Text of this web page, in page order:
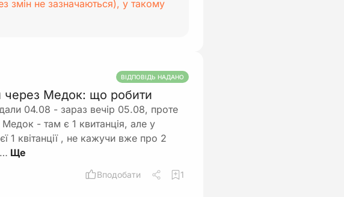
змін не зазначаються), у такому
ВІДПОВІДЬ НАДАНО
через Медок: що робити
04.08 - зараз вечір 05.08, проте
- там є 1 квитанція, але у
1 квітанції , не кажучи вже про 2
Вподобати 1